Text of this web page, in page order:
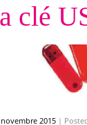
clé
novembre 2015 |